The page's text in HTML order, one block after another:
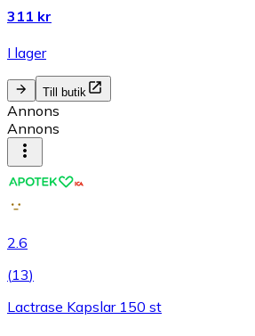
311 kr
I lager
Till butik
Annons
Annons
2.6
(13)
Lactrase Kapslar 150 st